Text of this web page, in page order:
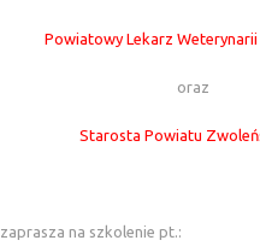
Powiatowy Lekarz
oraz
Starosta Powiatu
zaprasza na szkolenie pt.: